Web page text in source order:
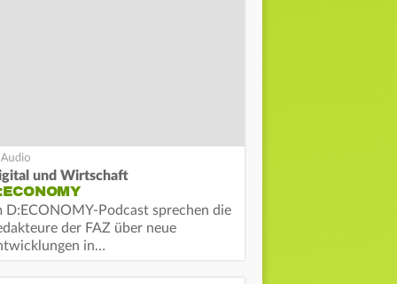
und Wirtschaft
D:ECONOMY-Podcast sprechen die
der FAZ über neue
in…